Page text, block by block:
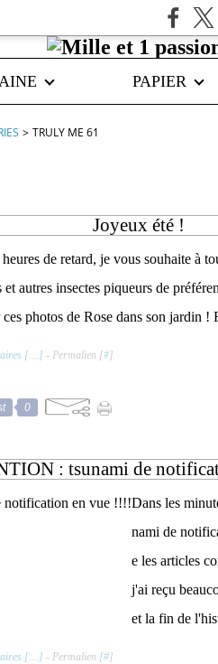
PAPIER
> TRULY ME 61
Joyeux été !
de retard, je vous souhaite à
et autres insectes piqueurs de
photos de Rose dans son jardin !
[… ] - Permalien [#]
0
: tsunami de
Dans les
nami de
e les articles
j'ai reçu
et la fin de
[… ] - Permalien [#]